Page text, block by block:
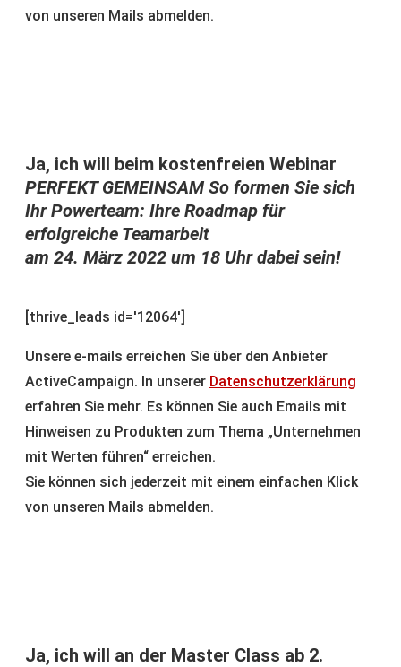
von unseren Mails abmelden.
Ja, ich will beim kostenfreien Webinar
PERFEKT GEMEINSAM So formen Sie sich
Ihr Powerteam: Ihre Roadmap für
erfolgreiche Teamarbeit
am 24. März 2022 um 18 Uhr dabei sein!
[thrive_leads id='12064']
Unsere e-mails erreichen Sie über den Anbieter
ActiveCampaign. In unserer Datenschutzerklärung
erfahren Sie mehr. Es können Sie auch Emails mit
Hinweisen zu Produkten zum Thema „Unternehmen
mit Werten führen“ erreichen.
Sie können sich jederzeit mit einem einfachen Klick
von unseren Mails abmelden.
Ja, ich will an der Master Class ab 2.